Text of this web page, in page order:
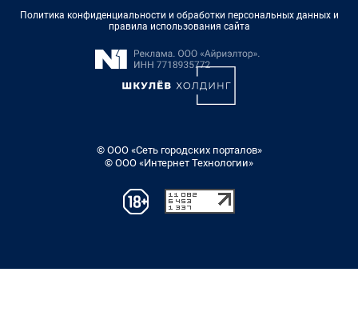
Политика конфиденциальности и обработки персональных данных и
правила использования сайта
© ООО «Сеть городских порталов»
© ООО «Интернет Технологии»